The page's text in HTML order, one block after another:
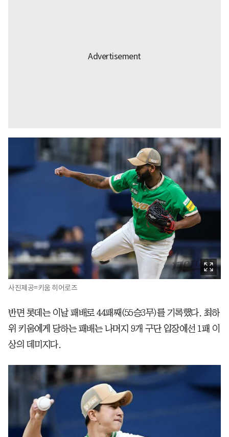
사진제공=키움 히어로즈
반면 롯데는 이날 패배로 44패째(55승3무)를 기록했다. 최하
위 키움에게 당하는 패배는 나머지 9개 구단 입장에선 1패 이
상의 데미지다.